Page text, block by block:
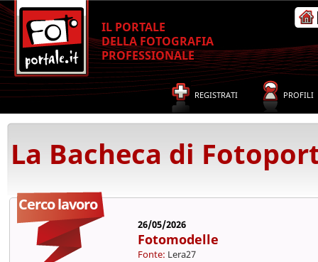
IL PORTALE
DELLA FOTOGRAFIA
PROFESSIONALE
REGISTRATI PROFILI
La Bacheca di
Cerco lavoro
26/05/2026
Fotomodelle
Fonte: Lera27